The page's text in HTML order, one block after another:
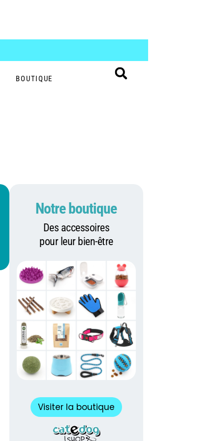
BOUTIQUE
Notre boutique
Des accessoires
pour leur bien-être
Visiter la boutique